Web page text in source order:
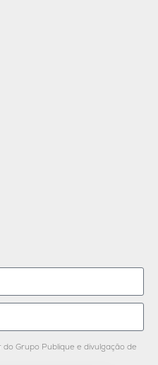
Grupo Publique e divulgação de